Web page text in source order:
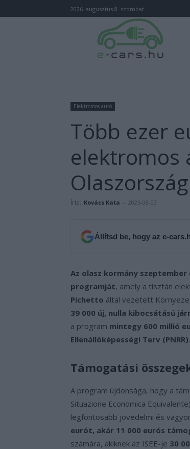
2026. augusztus 8. szombat
Elektromos autó
Több ezer
elektromos
Írta: Kovács Kata - 2025-08-03
Állítsd be, hogy az e-
Az olasz kormány
programját, amely a tisztán
Pichetto által vezetett
39 000 új, nulla kibocsátású
a program mintegy 600 millió
Ellenállóképességi Terv (PNRR)
Támogatási
A program újdonsága, hogy a
Situazione Economica
legfontosabb jövedelmi és
eurót, akár 11 000 eurós
számára, akiknek az ISEE-je 30